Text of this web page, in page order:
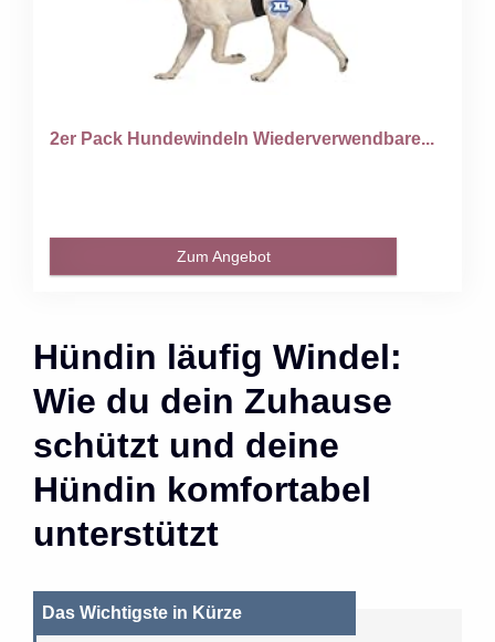
2er Pack Hundewindeln Wiederverwendbare...
Zum Angebot
Hündin läufig Windel:
Wie du dein Zuhause
schützt und deine
Hündin komfortabel
unterstützt
Das Wichtigste in Kürze